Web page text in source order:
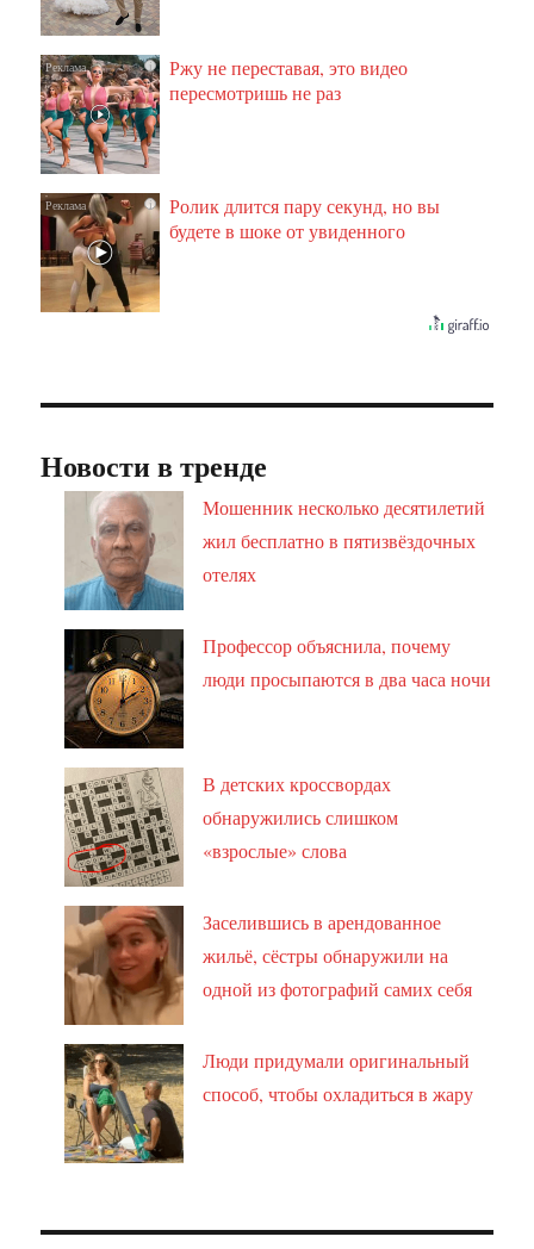
i
Ржу не переставая, это видео
пересмотришь не раз
i
Ролик длится пару секунд, но вы
будете в шоке от увиденного
Новости в тренде
Мошенник несколько десятилетий
жил бесплатно в пятизвёздочных
отелях
Профессор объяснила, почему
люди просыпаются в два часа ночи
В детских кроссвордах
обнаружились слишком
«взрослые» слова
Заселившись в арендованное
жильё, сёстры обнаружили на
одной из фотографий самих себя
Люди придумали оригинальный
способ, чтобы охладиться в жару